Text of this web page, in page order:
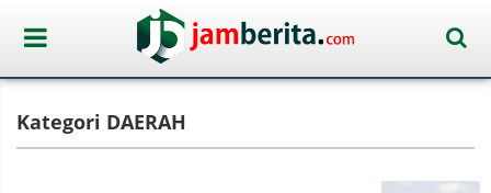
Kategori DAERAH